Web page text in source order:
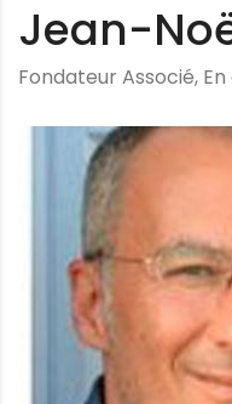
Jean-
Fondateur Associé,